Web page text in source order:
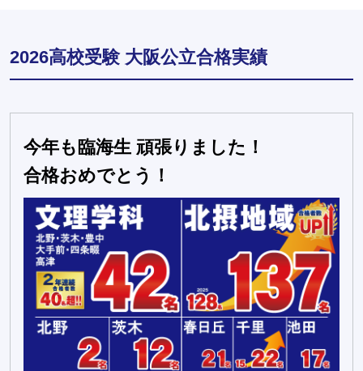
2026高校受験 大阪公立合格実績
今年も臨海生 頑張りました！
合格おめでとう！